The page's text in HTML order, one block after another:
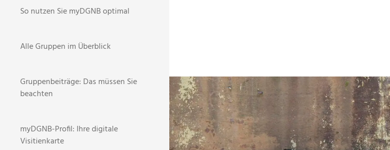
BROTKRÜMEL
STARTSEITE NEWS DGNB VERGRÖSSERT PRÄSIDIUM DES VEREINS
NEWS
So nutzen Sie myDGNB optimal
Alle Gruppen im Überblick
Gruppenbeiträge: Das müssen Sie
beachten
myDGNB-Profil: Ihre digitale
Visitienkarte